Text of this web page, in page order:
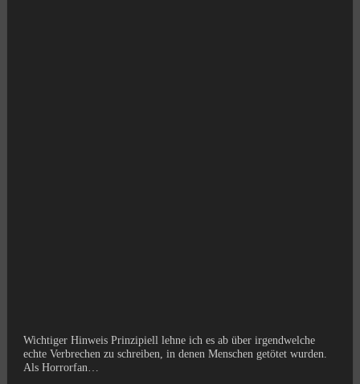
Wichtiger Hinweis Prinzipiell lehne ich es ab über irgendwelche
echte Verbrechen zu schreiben, in denen Menschen getötet wurden.
Als Horrorfan…